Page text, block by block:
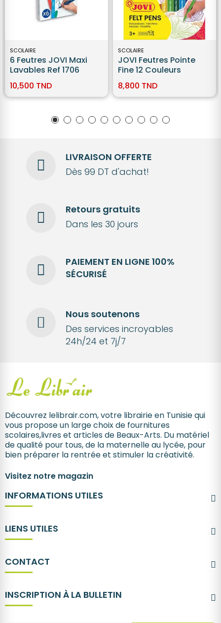
SCOLAIRE
6 Feutres JOVI Maxi
Lavables Ref 1706
10,500 TND
SCOLAIRE
JOVI Feutres Pointe
Fine 12 Couleurs
8,800 TND
LIVRAISON OFFERTE
Dès 99 DT d'achat!
Retours gratuits
Dans les 30 jours
PAIEMENT EN LIGNE 100%
SÉCURISÉ
Nous soutenons
Des services incroyables
24h/24 et 7j/7
Découvrez lelibrair.com, votre librairie en Tunisie qui
vous propose un large choix de fournitures
scolaires,livres et articles de Beaux-Arts. Du matériel
de qualité pour tous, de la maternelle au lycée, pour
bien préparer la rentrée et stimuler la créativité.
Visitez notre magazin
INFORMATIONS UTILES
LIENS UTILES
CONTACT
INSCRIPTION À LA BULLETIN